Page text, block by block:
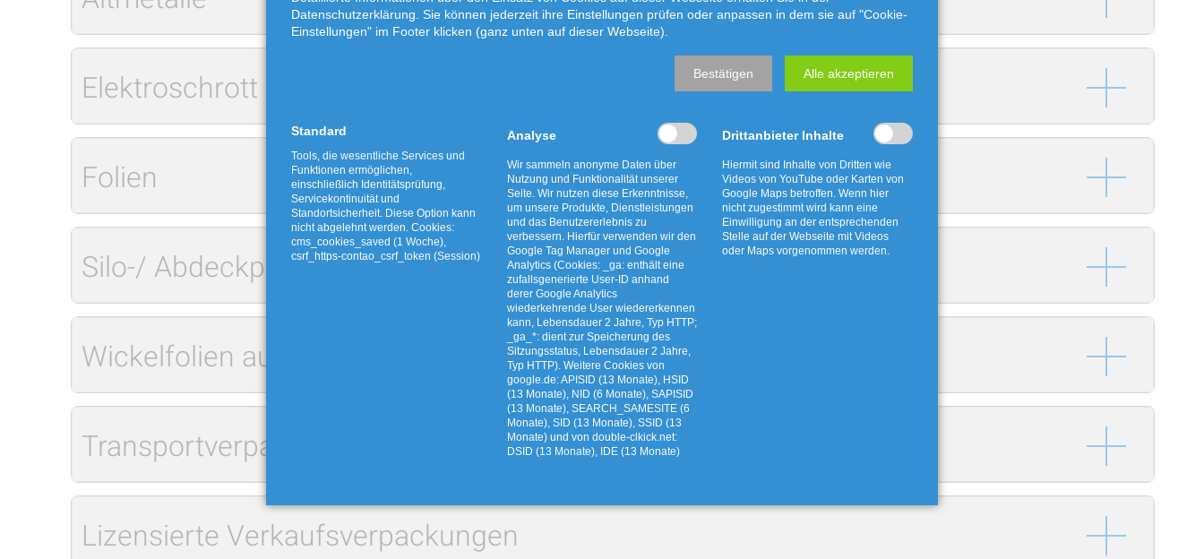
Elektroschrott
Folien
Silo-/ Abdeckplanen aus der Landwirtschaft
Wickelfolien aus der Landwirtschaft (Rundballenfolie)
Transportverpackungen aus Kunststoff
Lizensierte Verkaufsverpackungen
Datenschutzerklärung. Sie können jederzeit ihre Einstellungen prüfen oder anpassen in dem sie auf "Cookie-
Einstellungen" im Footer klicken (ganz unten auf dieser Webseite).
Bestätigen Alle akzeptieren
Standard
Tools, die wesentliche Services und
Funktionen ermöglichen,
einschließlich Identitätsprüfung,
Servicekontinuität und
Standortsicherheit. Diese Option kann
nicht abgelehnt werden. Cookies:
cms_cookies_saved (1 Woche),
csrf_https-contao_csrf_token (Session)
Analyse
Wir sammeln anonyme Daten über
Nutzung und Funktionalität unserer
Seite. Wir nutzen diese Erkenntnisse,
um unsere Produkte, Dienstleistungen
und das Benutzererlebnis zu
verbessern. Hierfür verwenden wir den
Google Tag Manager und Google
Analytics (Cookies: _ga: enthält eine
zufallsgenerierte User-ID anhand
derer Google Analytics
wiederkehrende User wiedererkennen
kann, Lebensdauer 2 Jahre, Typ HTTP;
_ga_*: dient zur Speicherung des
Sitzungsstatus, Lebensdauer 2 Jahre,
Typ HTTP). Weitere Cookies von
google.de: APISID (13 Monate), HSID
(13 Monate), NID (6 Monate), SAPISID
(13 Monate), SEARCH_SAMESITE (6
Monate), SID (13 Monate), SSID (13
Monate) und von double-clkick.net:
DSID (13 Monate), IDE (13 Monate)
Drittanbieter Inhalte
Hiermit sind Inhalte von Dritten wie
Videos von YouTube oder Karten von
Google Maps betroffen. Wenn hier
nicht zugestimmt wird kann eine
Einwilligung an der entsprechenden
Stelle auf der Webseite mit Videos
oder Maps vorgenommen werden.